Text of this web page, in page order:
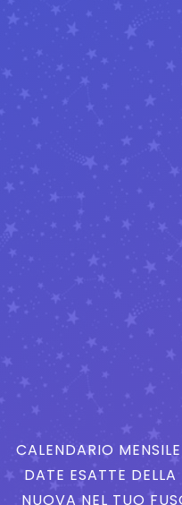
CALENDARIO
DATE ESATTE
NUOVA NEL TUO